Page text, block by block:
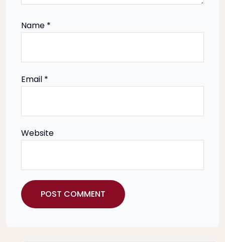
Name *
Email *
Website